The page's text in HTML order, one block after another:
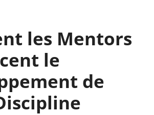
les Mentors
le
de